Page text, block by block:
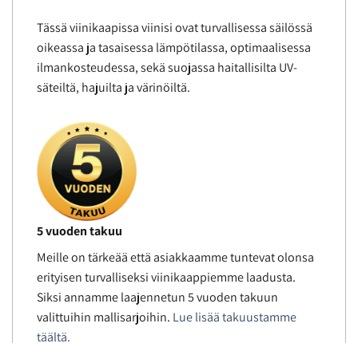
Tässä viinikaapissa viinisi ovat turvallisessa säilössä
oikeassa ja tasaisessa lämpötilassa, optimaalisessa
ilmankosteudessa, sekä suojassa haitallisilta UV-
säteiltä, hajuilta ja värinöiltä.
5 vuoden takuu
Meille on tärkeää että asiakkaamme tuntevat olonsa
erityisen turvalliseksi viinikaappiemme laadusta.
Siksi annamme laajennetun 5 vuoden takuun
valittuihin mallisarjoihin. Lue lisää takuustamme
täältä.